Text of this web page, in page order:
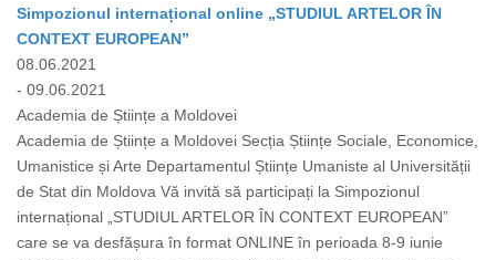
Simpozionul internațional online „STUDIUL ARTELOR ÎN
CONTEXT EUROPEAN”
08.06.2021
- 09.06.2021
Academia de Științe a Moldovei
Academia de Științe a Moldovei Secția Științe Sociale, Economice,
Umanistice și Arte Departamentul Științe Umaniste al Universității
de Stat din Moldova Vă invită să participați la Simpozionul
internațional „STUDIUL ARTELOR ÎN CONTEXT EUROPEAN”
care se va desfășura în format ONLINE în perioada 8-9 iunie